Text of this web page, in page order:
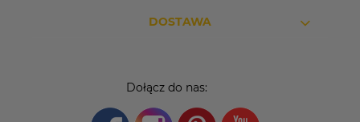
DOSTAWA
Dołącz do nas: